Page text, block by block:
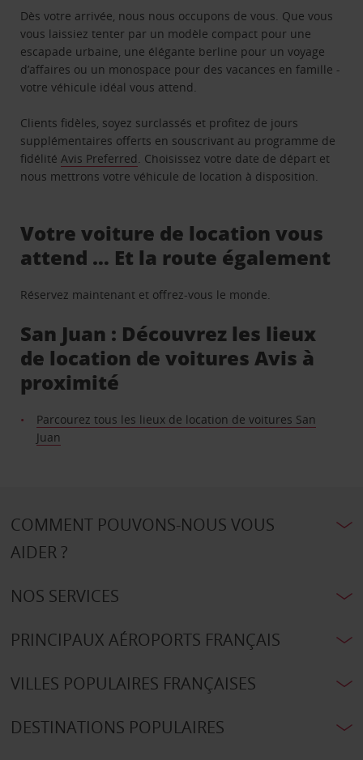
Dès votre arrivée, nous nous occupons de vous. Que vous
vous laissiez tenter par un modèle compact pour une
escapade urbaine, une élégante berline pour un voyage
d’affaires ou un monospace pour des vacances en famille -
votre véhicule idéal vous attend.
Clients fidèles, soyez surclassés et profitez de jours
supplémentaires offerts en souscrivant au programme de
fidélitéAvis Preferred. Choisissez votre date de départ et
nous mettrons votre véhicule de location à disposition.
Votre voiture de location vous
attend … Et la route également
Réservez maintenant et offrez-vous le monde.
San Juan : Découvrez les lieux
de location de voitures Avis à
proximité
Parcourez tous les lieux de location de voitures San
Juan
COMMENT POUVONS-NOUS VOUS
AIDER ?
NOS SERVICES
PRINCIPAUX AÉROPORTS FRANÇAIS
VILLES POPULAIRES FRANÇAISES
DESTINATIONS POPULAIRES